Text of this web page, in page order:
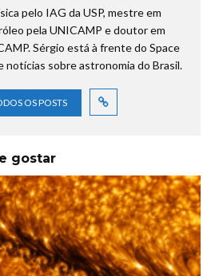
pelo IAG da USP, mestre em
pela UNICAMP e doutor em
Sérgio está à frente do Space
notícias sobre astronomia do Brasil.
OS POSTS
gostar